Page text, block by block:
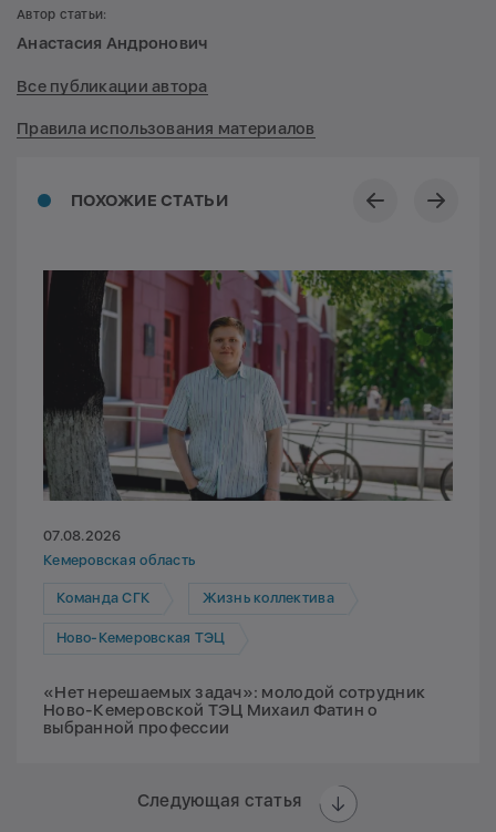
ПОХОЖИЕ СТАТЬИ
07.08.2026
Кемеровская область
Команда СГК Жизнь коллектива
Ново-Кемеровская ТЭЦ
«Нет нерешаемых задач»: молодой сотрудник
Ново-Кемеровской ТЭЦ Михаил Фатин о
выбранной профессии
Следующая статья
Автор статьи:
Анастасия Андронович
Все публикации автора
Правила использования материалов